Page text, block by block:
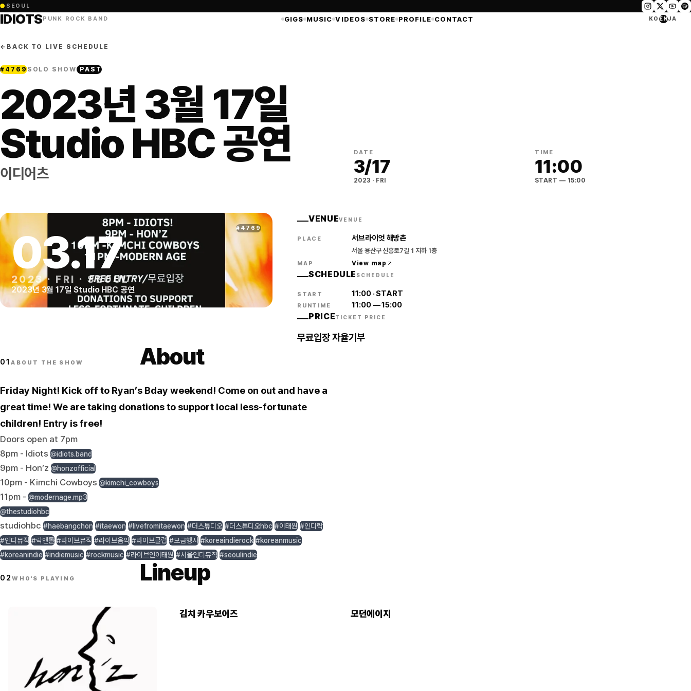
● SEOUL
IDIOTSPUNK ROCK BAND GIGS MUSIC VIDEOS STORE PROFILE CONTACT KO ENJA
← BACK TO LIVE SCHEDULE
# 4769SOLO SHOW PAST
2023년 3월 17일
Studio HBC 공연
이디어츠
DATE
3/17
2023 · FRI
TIME
11:00
START — 15:00
# 4769
03.17
2023· FRI ·SEOUL
2023년 3월 17일 Studio HBC 공연
VENUEVENUE
PLACE 서브라이엇 해방촌
서울 용산구 신흥로7길 1 지하 1층
MAP View map
SCHEDULE SCHEDULE
START 11:00·START
RUNTIME 11:00—15:00
PRICETICKET PRICE
무료입장 자율기부
01ABOUT THE SHOW About
Friday Night! Kick off to Ryan’s Bday weekend! Come on out and have a
great time! We are taking donations to support local less-fortunate
children! Entry is free!
Doors open at 7pm
8pm - Idiots @idiots.band
9pm - Hon’z @honzofficial
10pm - Kimchi Cowboys @kimchi_cowboys
11pm - @modernage.mp3
@thestudiohbc
studiohbc #haebangchon #itaewon #livefromitaewon #더스튜디오 #더스튜디오hbc #이태원 #인디락
#인디뮤직 #락앤롤 #라이브뮤직 #라이브음악 #라이브클럽 #모금행사 #koreaindierock #koreanmusic
#koreanindie #indiemusic #rockmusic #라이브인이태원 #서울인디뮤직 #seoulindie
02WHO'S PLAYING Lineup
김치 카우보이즈 모던에이지